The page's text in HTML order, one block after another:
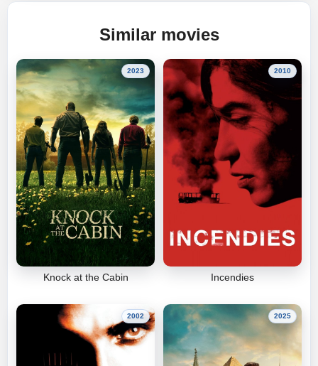
Similar movies
2023
Knock at the Cabin
2010
Incendies
2002 2025